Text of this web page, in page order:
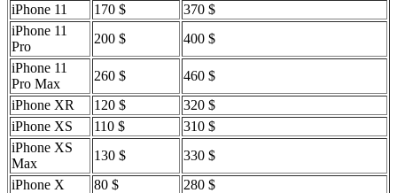
iPhone 11
170 $
370 $
iPhone 11
Pro
200 $
400 $
iPhone 11
Pro Max
260 $
460 $
iPhone XR
120 $
320 $
iPhone XS
110 $
310 $
iPhone XS
Max
130 $
330 $
iPhone X
80 $
280 $